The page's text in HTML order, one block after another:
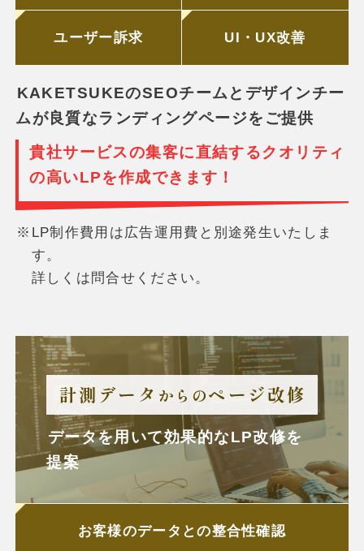
ユーザー訴求 UI・UX改善
KAKETSUKEのSEOチームとデザインチー
ムが良質なランディングページをご提供
貴社サービスの集客に直結するクオリティ
の高いLPを作成できます！
※ LP制作費用は広告運用費と別途発生いたしま
す。
詳しくは問合せください。
計測データ からのページ改修
データを用いて効果的なLP改修を
提案
お客様のデータとの整合性確認